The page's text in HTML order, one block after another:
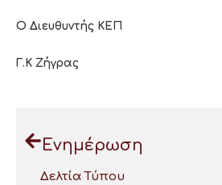
Ο Διευθυντής ΚΕΠ
Γ.Κ Ζήγρας
Ενημέρωση
Δελτία Τύπου